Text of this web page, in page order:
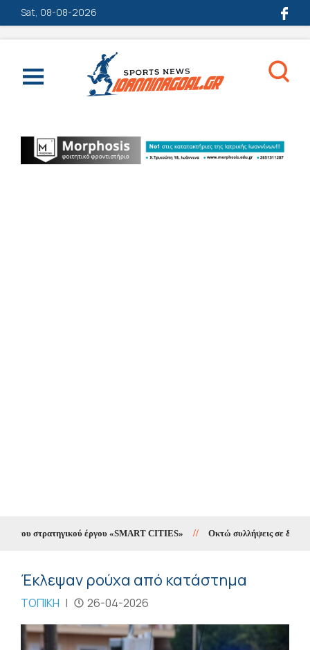
Sat, 08-08-2026
στρατηγικού έργου «SMART CITIES» // Οκτώ συλλήψεις σε δέκα
Έκλεψαν ρούχα από κατάστημα
ΤΟΠΙΚΗ | 26-04-2026